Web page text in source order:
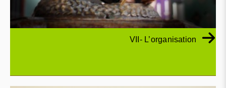
VII- L’organisation